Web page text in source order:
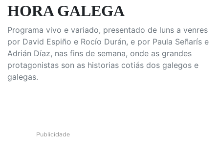
HORA GALEGA
Programa vivo e variado, presentado de luns a venres
por David Espiño e Rocío Durán, e por Paula Señarís e
Adrián Díaz, nas fins de semana, onde as grandes
protagonistas son as historias cotiás dos galegos e
galegas.
Publicidade